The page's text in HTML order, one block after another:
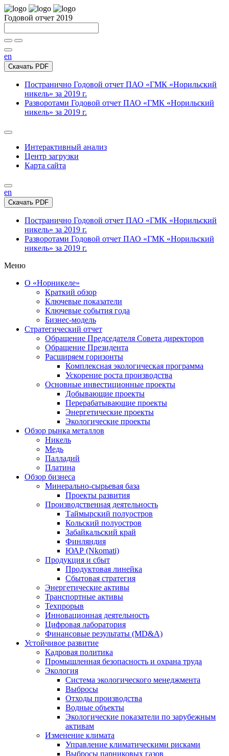
Годовой отчет 2019
en
Скачать PDF
Постранично Годовой отчет ПАО «ГМК «Норильский
никель» за 2019 г.
Разворотами Годовой отчет ПАО «ГМК «Норильский
никель» за 2019 г.
Интерактивный анализ
Центр загрузки
Карта сайта
en
Скачать PDF
Постранично Годовой отчет ПАО «ГМК «Норильский
никель» за 2019 г.
Разворотами Годовой отчет ПАО «ГМК «Норильский
никель» за 2019 г.
Меню
О «Норникеле»
Краткий обзор
Ключевые показатели
Ключевые события года
Бизнес-модель
Стратегический отчет
Обращение Председателя Совета директоров
Обращение Президента
Расширяем горизонты
Комплексная экологическая программа
Ускорение роста производства
Основные инвестиционные проекты
Добывающие проекты
Перерабатывающие проекты
Энергетические проекты
Экологические проекты
Обзор рынка металлов
Никель
Медь
Палладий
Платина
Обзор бизнеса
Минерально-сырьевая база
Проекты развития
Производственная деятельность
Таймырский полуостров
Кольский полуостров
Забайкальский край
Финляндия
ЮАР (Nkomati)
Продукция и сбыт
Продуктовая линейка
Сбытовая стратегия
Энергетические активы
Транспортные активы
Техпрорыв
Инновационная деятельность
Цифровая лаборатория
Финансовые результаты (MD&A)
Устойчивое развитие
Кадровая политика
Промышленная безопасность и охрана труда
Экология
Система экологического менеджмента
Выбросы
Отходы производства
Водные объекты
Экологические показатели по зарубежным
активам
Изменение климата
Управление климатическими рисками
Выбросы парниковых газов